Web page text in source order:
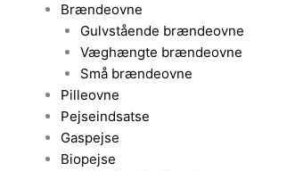
Brændeovne
Gulvstående brændeovne
Væghængte brændeovne
Små brændeovne
Pilleovne
Pejseindsatse
Gaspejse
Biopejse